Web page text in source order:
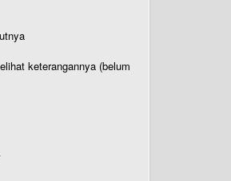
keterangannya (belum